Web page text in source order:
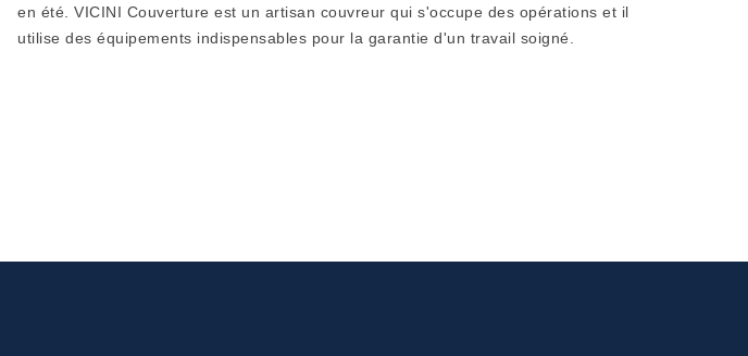
en été. VICINI Couverture est un artisan couvreur qui s'occupe des opérations et il
utilise des équipements indispensables pour la garantie d'un travail soigné.